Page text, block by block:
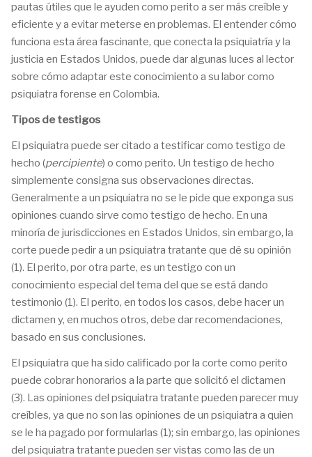
pautas útiles que le ayuden como perito a ser más creíble y
eficiente y a evitar meterse en problemas. El entender cómo
funciona esta área fascinante, que conecta la psiquiatría y la
justicia en Estados Unidos, puede dar algunas luces al lector
sobre cómo adaptar este conocimiento a su labor como
psiquiatra forense en Colombia.
Tipos de testigos
El psiquiatra puede ser citado a testificar como testigo de
hecho (percipiente) o como perito. Un testigo de hecho
simplemente consigna sus observaciones directas.
Generalmente a un psiquiatra no se le pide que exponga sus
opiniones cuando sirve como testigo de hecho. En una
minoría de jurisdicciones en Estados Unidos, sin embargo, la
corte puede pedir a un psiquiatra tratante que dé su opinión
(1). El perito, por otra parte, es un testigo con un
conocimiento especial del tema del que se está dando
testimonio (1). El perito, en todos los casos, debe hacer un
dictamen y, en muchos otros, debe dar recomendaciones,
basado en sus conclusiones.
El psiquiatra que ha sido calificado por la corte como perito
puede cobrar honorarios a la parte que solicitó el dictamen
(3). Las opiniones del psiquiatra tratante pueden parecer muy
creíbles, ya que no son las opiniones de un psiquiatra a quien
se le ha pagado por formularlas (1); sin embargo, las opiniones
del psiquiatra tratante pueden ser vistas como las de un